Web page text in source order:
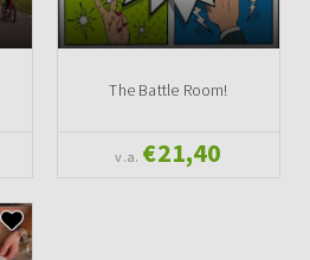
The Battle Room!
v.a. €21,40